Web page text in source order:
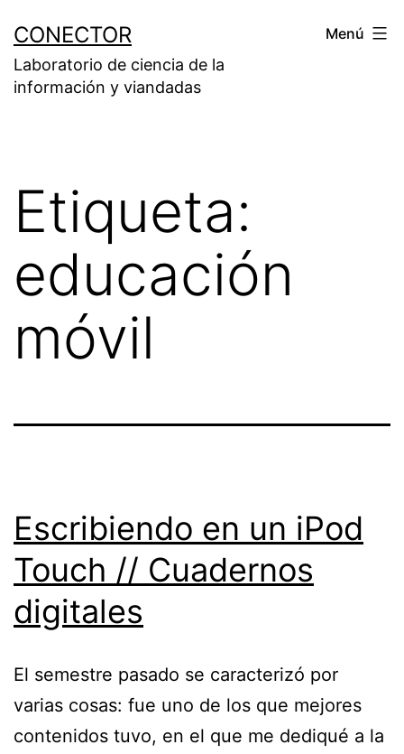
contenido
CONECTOR
Laboratorio de ciencia de la
información y viandadas
Menú
Etiqueta:
educación
móvil
Escribiendo en un iPod
Touch // Cuadernos
digitales
El semestre pasado se caracterizó por
varias cosas: fue uno de los que mejores
contenidos tuvo, en el que me dediqué a la